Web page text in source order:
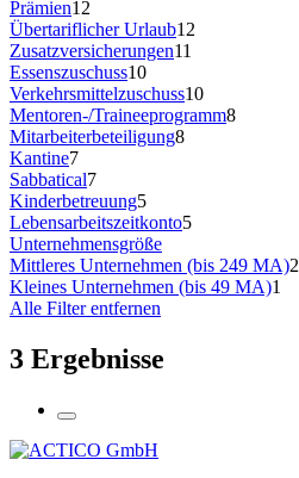
Prämien12
Übertariflicher Urlaub12
Zusatzversicherungen11
Essenszuschuss10
Verkehrsmittelzuschuss10
Mentoren-/Traineeprogramm8
Mitarbeiterbeteiligung8
Kantine7
Sabbatical7
Kinderbetreuung5
Lebensarbeitszeitkonto5
Unternehmensgröße
Mittleres Unternehmen (bis 249 MA)2
Kleines Unternehmen (bis 49 MA)1
Alle Filter entfernen
3 Ergebnisse